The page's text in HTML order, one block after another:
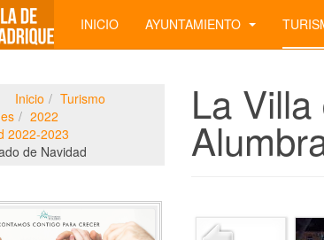
INICIO AYUNTAMIENTO
La
Inicio
Turismo
2022
2022-2023
de Navidad